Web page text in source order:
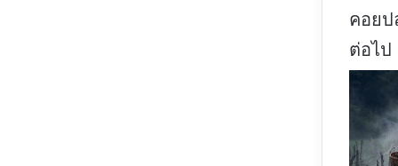
คอยป
ต่อไป